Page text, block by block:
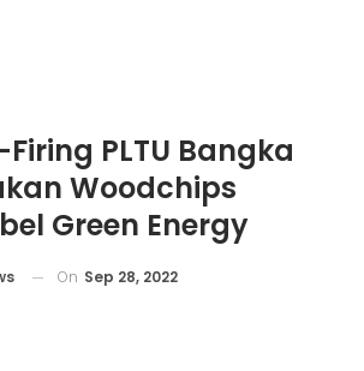
Firing PLTU Bangka
Woodchips
Green Energy
On Sep 28, 2022